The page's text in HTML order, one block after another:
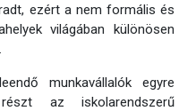
ezért a nem formális és
világában különösen
munkavállalók egyre
az iskolarendszerű